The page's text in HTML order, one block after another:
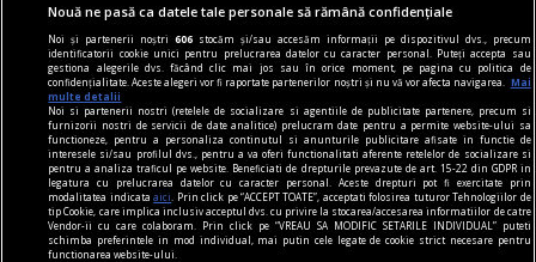
pe negativitate, pe agresiune, pe obsesii strict
individuale.
Andrei PLEŞU
Nouă ne pasă ca datele tale personale să rămână confidențiale
Noi și partenerii noștri606 stocăm și/sau accesăm informații pe dispozitivul dvs., precum
identificatorii cookie unici pentru prelucrarea datelor cu caracter personal. Puteți accepta sau
gestiona alegerile dvs. făcând clic mai jos sau în orice moment, pe pagina cu politica de
confidențialitate. Aceste alegeri vor fi raportate partenerilor noștri și nu vă vor afecta navigarea.
Mai
multe detalii
Noi si partenerii nostri (retelele de socializare si agentiile de publicitate partenere, precum si
furnizorii nostri de servicii de date analitice) prelucram date pentru a permite website-ului sa
functioneze, pentru a personaliza continutul si anunturile publicitare afisate in functie de
interesele si/sau profilul dvs., pentru a va oferi functionalitati aferente retelelor de socializare si
pentru a analiza traficul pe website. Beneficiati de drepturile prevazute de art. 15-22 din GDPR in
legatura cu prelucrarea datelor cu caracter personal. Aceste drepturi pot fi exercitate prin
modalitatea indicataaici
. Prin click pe “ACCEPT TOATE”, acceptati folosirea tuturor Tehnologiilor de
tip Cookie, care implica inclusiv acceptul dvs. cu privire la stocarea/accesarea informatiilor de catre
Vendor-ii cu care colaboram. Prin click pe “VREAU SA MODIFIC SETARILE INDIVIDUAL” puteti
schimba preferintele in mod individual, mai putin cele legate de cookie strict necesare pentru
functionarea website-ului.